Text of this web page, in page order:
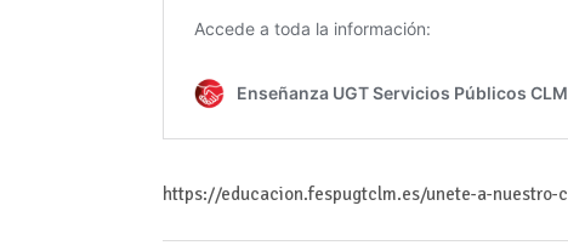
https://educacion.fespugtclm.es/unete-a-nuestro-